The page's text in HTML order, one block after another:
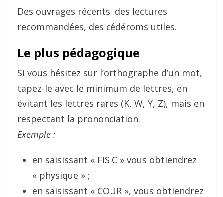
Des ouvrages récents, des lectures
recommandées, des cédéroms utiles.
Le plus pédagogique
Si vous hésitez sur l’orthographe d’un mot,
tapez-le avec le minimum de lettres, en
évitant les lettres rares (K, W, Y, Z), mais en
respectant la prononciation.
Exemple :
en saisissant « FISIC » vous obtiendrez
« physique » ;
en saisissant « COUR », vous obtiendrez